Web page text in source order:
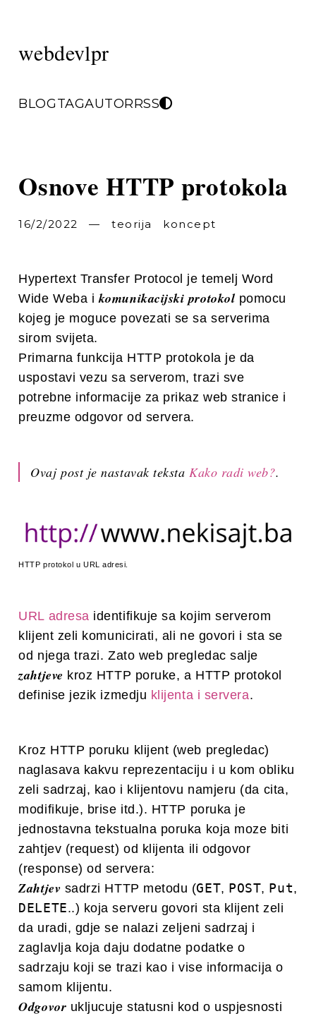
webdevlpr
BLOGTAGAUTORRSS
Osnove HTTP protokola
16/2/2022 — teorija koncept
Hypertext Transfer Protocol je temelj Word
Wide Weba ikomunikacijski protokol pomocu
kojeg je moguce povezati se sa serverima
sirom svijeta.
Primarna funkcija HTTP protokola je da
uspostavi vezu sa serverom, trazi sve
potrebne informacije za prikaz web stranice i
preuzme odgovor od servera.
Ovaj post je nastavak tekstaKako radi web?.
HTTP protokol u URL adresi.
URL adresa identifikuje sa kojim serverom
klijent zeli komunicirati, ali ne govori i sta se
od njega trazi. Zato web pregledac salje
zahtjeve kroz HTTP poruke, a HTTP protokol
definise jezik izmedju klijenta i servera.
Kroz HTTP poruku klijent (web pregledac)
naglasava kakvu reprezentaciju i u kom obliku
zeli sadrzaj, kao i klijentovu namjeru (da cita,
modifikuje, brise itd.). HTTP poruka je
jednostavna tekstualna poruka koja moze biti
zahtjev (request) od klijenta ili odgovor
(response) od servera:
Zahtjev sadrzi HTTP metodu (GET, POST, Put,
DELETE..) koja serveru govori sta klijent zeli
da uradi, gdje se nalazi zeljeni sadrzaj i
zaglavlja koja daju dodatne podatke o
sadrzaju koji se trazi kao i vise informacija o
samom klijentu.
Odgovor ukljucuje statusni kod o uspjesnosti